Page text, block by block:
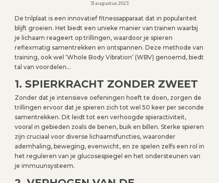
31 augustus 2023
De trilplaat is een innovatief fitnessapparaat dat in populariteit
blijft groeien. Het biedt een unieke manier van trainen waarbij
je lichaam reageert op trillingen, waardoor je spieren
reflexmatig samentrekken en ontspannen. Deze methode van
training, ook wel ‘Whole Body Vibration’ (WBV) genoemd, biedt
tal van voordelen…
1. SPIERKRACHT ZONDER ZWEET
Zonder dat je intensieve oefeningen hoeft te doen, zorgen de
trillingen ervoor dat je spieren zich tot wel 50 keer per seconde
samentrekken. Dit leidt tot een verhoogde spieractiviteit,
vooral in gebieden zoals de benen, buik en billen. Sterke spieren
zijn cruciaal voor diverse lichaamsfuncties, waaronder
ademhaling, beweging, evenwicht, en ze spelen zelfs een rol in
het reguleren van je glucosespiegel en het ondersteunen van
je immuunsysteem.